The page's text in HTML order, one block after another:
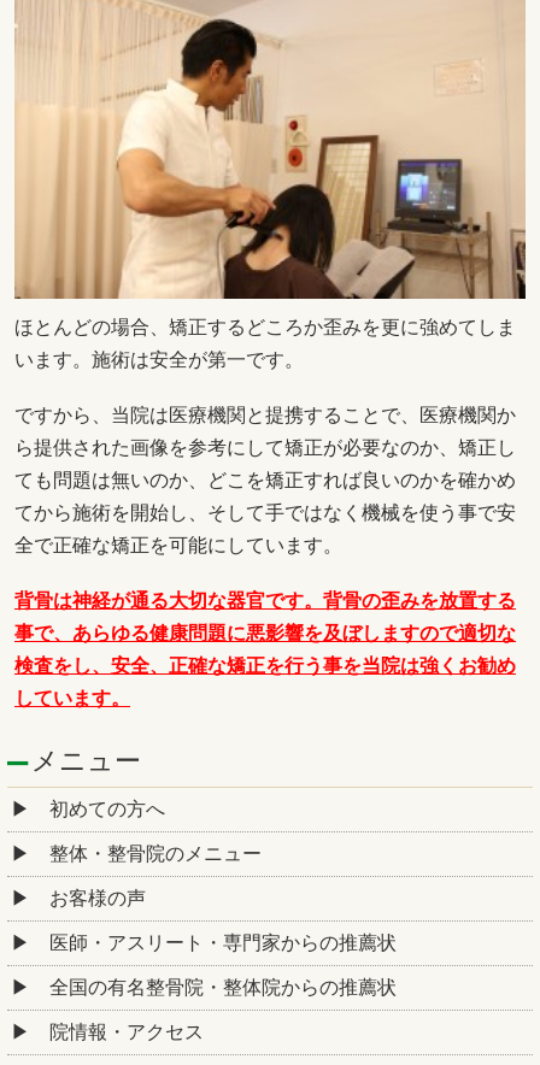
ほとんどの場合、矯正するどころか歪みを更に強めてしま
います。施術は安全が第一です。
ですから、当院は医療機関と提携することで、
医療機関か
ら提供された画像を参考にして矯正が必要なのか、矯正し
ても問題は無いのか、どこを矯正すれば良いのかを確かめ
てから施術を開始し、そして手ではなく機械を使う事で安
全で正確な矯正を可能にしています。
背骨は神経が通る大切な器官です。背骨の歪みを放置する
事で、あらゆる健康問題に悪影響を及ぼしますので適切な
検査をし、安全、正確な矯正を行う事を当院は強くお勧め
しています。
メニュー
初めての方へ
整体・整骨院のメニュー
お客様の声
医師・アスリート・専門家からの推薦状
全国の有名整骨院・整体院からの推薦状
院情報・アクセス